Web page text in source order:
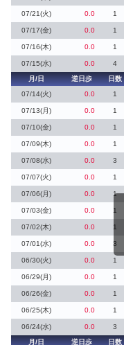
07/21(火) 0.0 1
07/17(金) 0.0 1
07/16(木) 0.0 1
07/15(水) 0.0 4
月/日
逆日歩 日数
07/14(火)
0.0 1
07/13(月) 0.0 1
07/10(金) 0.0 1
07/09(木) 0.0 1
07/08(水) 0.0 3
07/07(火) 0.0 1
07/06(月) 0.0 1
07/03(金) 0.0 1
07/02(木) 0.0 1
07/01(水) 0.0 3
06/30(火) 0.0 1
06/29(月) 0.0 1
06/26(金) 0.0 1
06/25(木) 0.0 1
06/24(水) 0.0 3
月/日
逆日歩 日数